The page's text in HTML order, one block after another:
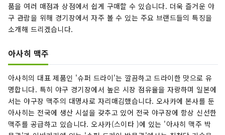
품을 여러 매점과 상점에서 쉽게 구매할 수 있습니다. 더욱 즐거운 야
구 관람을 위해 경기장에서 자주 볼 수 있는 주요 브랜드들의 특징을
소개해 드리겠습니다.
아사히 맥주
아사히의 대표 제품인 '슈퍼 드라이'는 깔끔하고 드라이한 맛으로 유
명합니다. 특히 야구 경기장에서 높은 시장 점유율을 자랑하며 일본에
서는 야구장 맥주의 대명사로 자리매김했습니다. 오사카에 본사를 둔
아사히는 전국에 생산 시설을 갖추고 있어 전국 야구장에 항상 신선한
맥주를 공급하고 있습니다. 오사카(스이타 )에 있는 '아사히 맥주 박